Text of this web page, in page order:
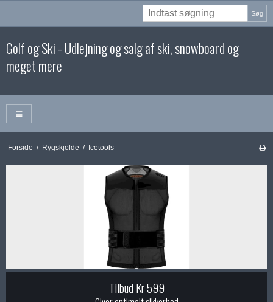
Søg
Golf og Ski - Udlejning og salg af ski, snowboard og
meget mere
Forside / Rygskjolde / Icetools
Tilbud Kr 599